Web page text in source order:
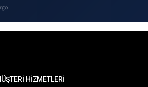
HİZMETLERİ